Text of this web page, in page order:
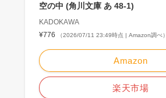
空の中 (角川文庫 あ 48-1)
KADOKAWA
¥776
（2026/07/11 23:49時点 | Amazon調べ）
Amazon
楽天市場